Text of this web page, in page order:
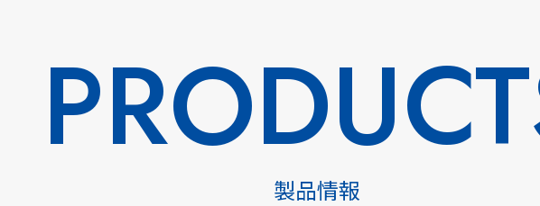
製品情報